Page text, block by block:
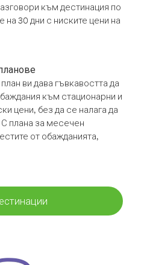
към дестинация по
30 дни с ниските цени на
ви дава гъвкавостта да
към стационарни и
цени, без да се налага да
плана за месечен
от обажданията,